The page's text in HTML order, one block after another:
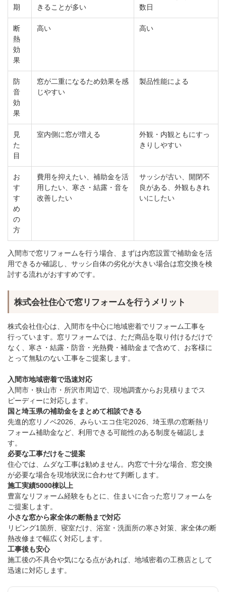
期
きることが多い
数日
断
熱
効
果
高い 高い
防
音
効
果
窓が二重になるため効果を感
じやすい
製品性能による
見
た
目
室内側に窓が増える
外観・内観ともにすっ
きりしやすい
お
す
す
め
の
方
費用を抑えたい、補助金を活
用したい、寒さ・結露・音を
改善したい
サッシが古い、開閉不
良がある、外観もきれ
いにしたい
入間市で窓リフォームを行う場合、まずは内窓設置で補助金を活
用できるか確認し、サッシ自体の劣化が大きい場合は窓交換を検
討する流れがおすすめです。
株式会社住心で窓リフォームを行うメリット
株式会社住心は、入間市を中心に地域密着でリフォーム工事を
行っています。窓リフォームでは、ただ商品を取り付けるだけで
なく、寒さ・結露・防音・光熱費・補助金まで含めて、お客様に
とって無駄のない工事をご提案します。
入間市地域密着で迅速対応
入間市・狭山市・所沢市周辺で、現地調査からお見積りまでス
ピーディーに対応します。
国と埼玉県の補助金をまとめて相談できる
先進的窓リノベ2026、みらいエコ住宅2026、埼玉県の窓断熱リ
フォーム補助金など、利用できる可能性のある制度を確認しま
す。
必要な工事だけをご提案
住心では、ムダな工事は勧めません。内窓で十分な場合、窓交換
が必要な場合を現地状況に合わせて判断します。
施工実績5000棟以上
豊富なリフォーム経験をもとに、住まいに合った窓リフォームを
ご提案します。
小さな窓から家全体の断熱まで対応
リビング1箇所、寝室だけ、浴室・洗面所の寒さ対策、家全体の断
熱改修まで幅広く対応します。
工事後も安心
施工後の不具合や気になる点があれば、地域密着の工務店として
迅速に対応します。